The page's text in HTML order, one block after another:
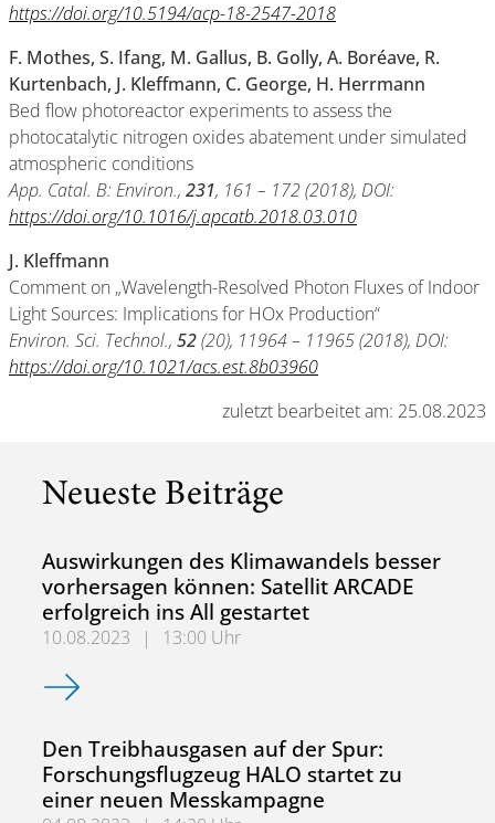
https://doi.org/10.5194/acp-18-2547-2018
F. Mothes, S. Ifang, M. Gallus, B. Golly, A. Boréave, R.
Kurtenbach, J. Kleffmann, C. George, H. Herrmann
Bed flow photoreactor experiments to assess the
photocatalytic nitrogen oxides abatement under simulated
atmospheric conditions
App. Catal. B: Environ., 231, 161 – 172 (2018), DOI:
https://doi.org/10.1016/j.apcatb.2018.03.010
J. Kleffmann
Comment on „Wavelength-Resolved Photon Fluxes of Indoor
Light Sources: Implications for HOx Production“
Environ. Sci. Technol., 52(20), 11964 – 11965 (2018), DOI:
https://doi.org/10.1021/acs.est.8b03960
zuletzt bearbeitet am: 25.08.2023
Neueste Beiträge
Auswirkungen des Klimawandels besser
vorhersagen können: Satellit ARCADE
erfolgreich ins All gestartet
10.08.2023 |
13:00 Uhr
Auswirkungen des Klimawandels besser vorhersagen
Den Treibhausgasen auf der Spur:
Forschungsflugzeug HALO startet zu
einer neuen Messkampagne